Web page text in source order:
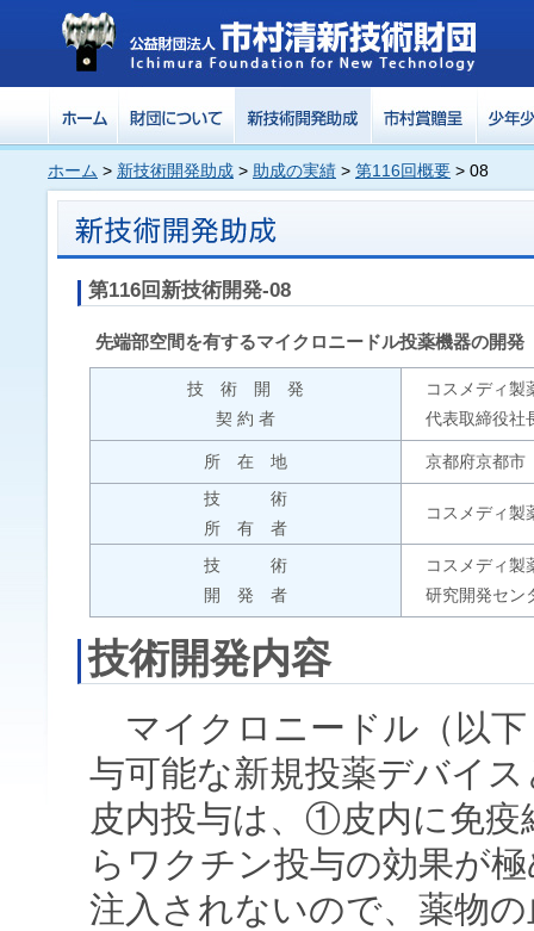
ホーム > 新技術開発助成 > 助成の実績 > 第116回概要 > 08
第116回新技術開発-08
先端部空間を有するマイクロニードル投薬機器の開発
技 術 開 発
契 約 者
コスメディ製
代表取締役
所 在 地
京都府京都市
技 術
所 有 者
コスメディ製
技 術
開 発 者
コスメディ製
研究開発セ
技術開発内容
マイクロニードル（以下
与可能な新規投薬デバイ
皮内投与は、①皮内に免
らワクチン投与の効果が
注入されないので、薬物